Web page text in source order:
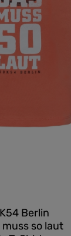
Berlin
muss so laut